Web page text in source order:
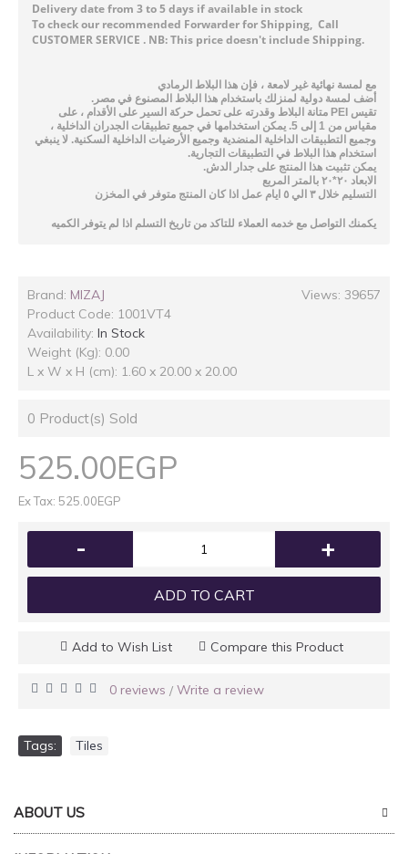
Delivery date from 3 to 5 days if available in stock
To check our recommended Forwarder for Shipping, Call
CUSTOMER SERVICE . NB: This price doesn't include Shipping.
مع لمسة نهائية غير لامعة ، فإن هذا البلاط الرمادي
أضف لمسة دولية لمنزلك باستخدام هذا البلاط المصنوع في مصر .
تقيس
متانة البلاط وقدرته على تحمل حركة السير على الأقدام ، على
مقياس من إلى يمكن استخدامها في جميع تطبيقات الجدران الداخلية ،
وجميع التطبيقات الداخلية المنضدية وجميع الأرضيات الداخلية السكنية. لا ينبغي
استخدام هذا البلاط في التطبيقات التجارية.
يمكن تثبيت هذا المنتج على جدار الدش.
الابعاد ٢٠*٢٠ بالمتر
المربع
التسليم خلال ٣ الي ٥ ايام عمل اذا كان المنتج متوفر في المخزن
يكمنك التواصل مع خدمه العملاء للتاكد من تاريخ التسلم اذا لم يتوفر الكميه
Views: 39657
Brand: MIZAJ
Product Code: 1001VT4
Availability: In Stock
Weight (Kg): 0.00
L x W x H (cm): 1.60 x 20.00 x 20.00
0 Product(s) Sold
525.00EGP
Ex Tax: 525.00EGP
- +
ADD TO CART
Add to Wish List Compare this Product
0 reviews / Write a review
Tags: Tiles
ABOUT US